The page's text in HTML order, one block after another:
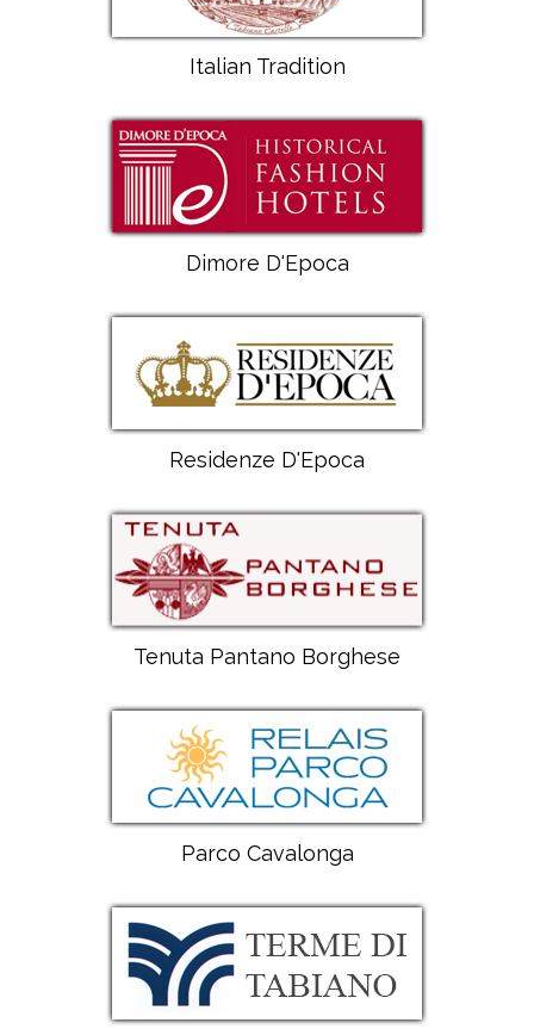
Italian Tradition
Dimore D'Epoca
Residenze D'Epoca
Tenuta Pantano Borghese
Parco Cavalonga